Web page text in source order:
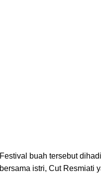
Festival buah tersebut
bersama istri, Cut Resmiati